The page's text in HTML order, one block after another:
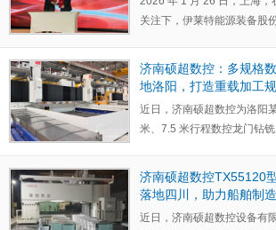
关注下，伊莱特能源装备股
济南硕超数控：多规格
地洛阳，打造重载加工
近日，济南硕超数控为洛阳
米、7.5 米行程数控龙门钻
济南硕超数控TX55120
落地四川，助力船舶制
工
近日，济南硕超数控设备有